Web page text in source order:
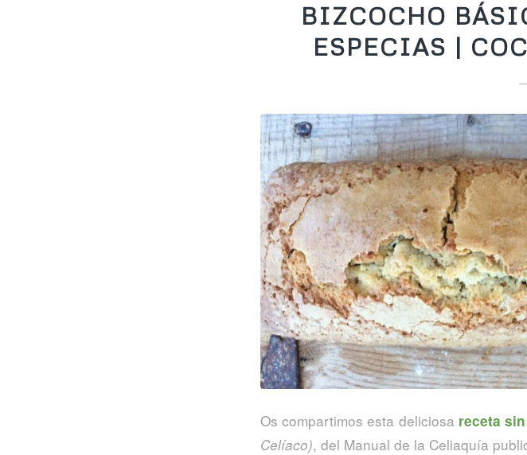
BIZCOCHO
ESPECIAS |
Os compartimos esta deliciosa receta
Celíaco), del Manual de la Celiaquía